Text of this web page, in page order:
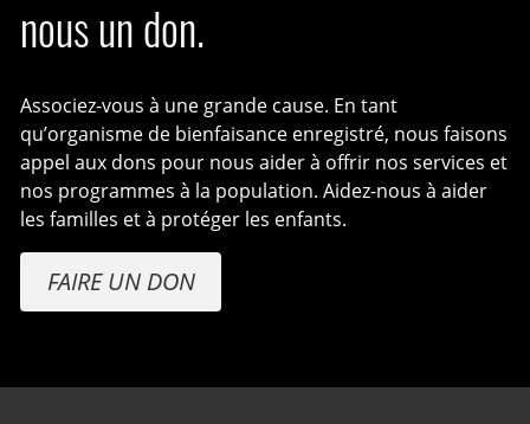
nous un don.
Associez-vous à une grande cause. En tant
qu’organisme de bienfaisance enregistré, nous faisons
appel aux dons pour nous aider à offrir nos services et
nos programmes à la population. Aidez-nous à aider
les familles et à protéger les enfants.
FAIRE UN DON